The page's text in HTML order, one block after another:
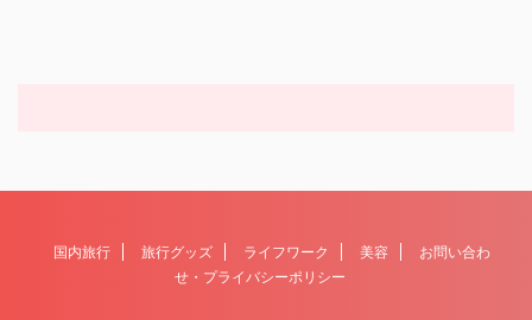
国内旅行 旅行グッズ ライフワーク 美容
お問い合わ
せ・プライバシーポリシー